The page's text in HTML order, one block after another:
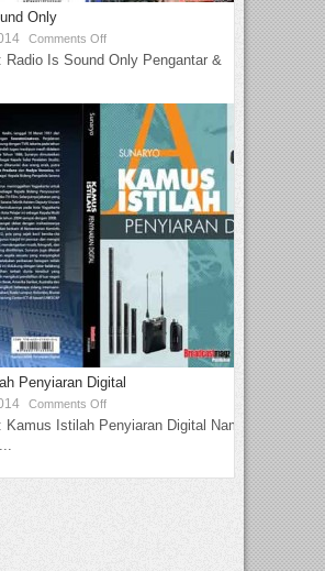
Only
Comments Off
Radio Is Sound Only Pengantar &
Penyiaran Digital
Comments Off
Istilah Penyiaran Digital Nama